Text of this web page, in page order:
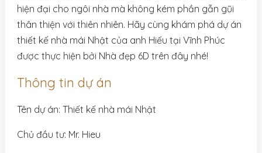
hiện đại cho ngôi nhà mà không kém phần gẫn gũi
thân thiện với thiên nhiên. Hãy cùng khám phá dự án
thiết kế nhà mái Nhật của anh Hiếu tại Vĩnh Phúc
được thực hiện bởi Nhà đẹp 6D trên đây nhé!
Thông tin dự án
Tên dự án: Thiết kế nhà mái Nhật
Chủ đầu tư: Mr. Hieu